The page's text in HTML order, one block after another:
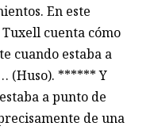
En este
cuenta cómo
cuando estaba a
(Huso). ****** Y
a punto de
de una